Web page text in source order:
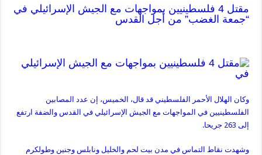
مقتل 4 فلسطينيين بمواجهات مع الجيش الإسرائيلي في
“جمعة الغضب” من أجل القدس
وكان الهلال الأحمر الفلسطيني قد قال، الخميس، إن عدد المصابين
الفلسطينيين في المواجهات مع الجيش الإسرائيلي في القدس والضفة ارتفع
إلى 263 جريحا.
وشهدت نقاط التماس في مدن بيت لحم والخليل ونابلس وجنين وطولكرم